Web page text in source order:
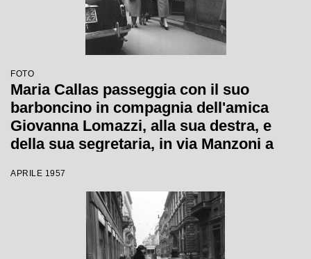
FOTO
Maria Callas passeggia con il suo
barboncino in compagnia dell'amica
Giovanna Lomazzi, alla sua destra, e
della sua segretaria, in via Manzoni a
APRILE 1957